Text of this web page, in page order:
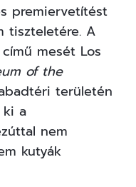
premiervetítést
tiszteletére. A
című mesét Los
of the
területén
a
nem
kutyák